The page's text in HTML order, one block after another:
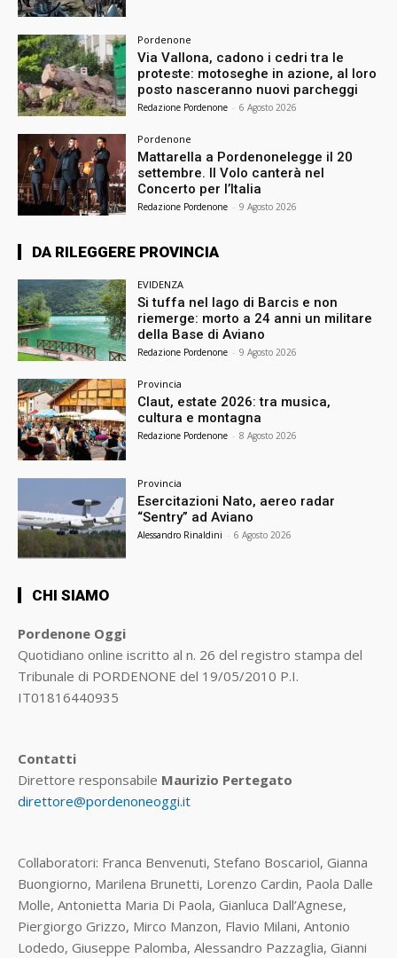
Pordenone
Via Vallona, cadono i cedri tra le
proteste: motoseghe in azione, al loro
posto nasceranno nuovi parcheggi
Redazione Pordenone - 6 Agosto 2026
Pordenone
Mattarella a Pordenonelegge il 20
settembre. Il Volo canterà nel
Concerto per l’Italia
Redazione Pordenone - 9 Agosto 2026
DA RILEGGERE PROVINCIA
EVIDENZA
Si tuffa nel lago di Barcis e non
riemerge: morto a 24 anni un militare
della Base di Aviano
Redazione Pordenone - 9 Agosto 2026
Provincia
Claut, estate 2026: tra musica,
cultura e montagna
Redazione Pordenone - 8 Agosto 2026
Provincia
Esercitazioni Nato, aereo radar
“Sentry” ad Aviano
Alessandro Rinaldini - 6 Agosto 2026
CHI SIAMO
Pordenone Oggi
Quotidiano online iscritto al n. 26 del registro stampa del
Tribunale di PORDENONE del 19/05/2010 P.I.
IT01816440935
Contatti
Direttore responsabile Maurizio Pertegato
direttore@pordenoneoggi.it
Collaboratori: Franca Benvenuti, Stefano Boscariol, Gianna
Buongiorno, Marilena Brunetti, Lorenzo Cardin, Paola Dalle
Molle, Antonietta Maria Di Paola, Gianluca Dall’Agnese,
Piergiorgo Grizzo, Mirco Manzon, Flavio Milani, Antonio
Lodedo, Giuseppe Palomba, Alessandro Pazzaglia, Gianni